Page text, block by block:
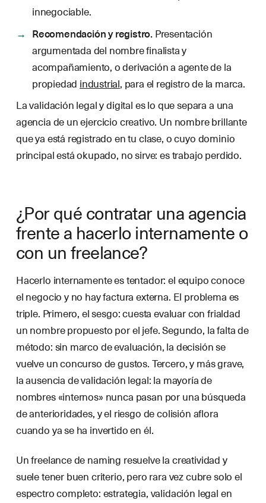
innegociable.
Recomendación y registro.Presentación
argumentada del nombre finalista y
acompañamiento, o derivación a agente de la
propiedad industrial, para el registro de la marca.
La validación legal y digital es lo que separa a una
agencia de un ejercicio creativo. Un nombre brillante
que ya está registrado en tu clase, o cuyo dominio
principal está okupado, no sirve: es trabajo perdido.
¿Por qué contratar una agencia
frente a hacerlo internamente o
con un freelance?
Hacerlo internamente es tentador: el equipo conoce
el negocio y no hay factura externa. El problema es
triple. Primero, el sesgo: cuesta evaluar con frialdad
un nombre propuesto por el jefe. Segundo, la falta de
método: sin marco de evaluación, la decisión se
vuelve un concurso de gustos. Tercero, y más grave,
la ausencia de validación legal: la mayoría de
nombres «internos» nunca pasan por una búsqueda
de anterioridades, y el riesgo de colisión aflora
cuando ya se ha invertido en él.
Un freelance de naming resuelve la creatividad y
suele tener buen criterio, pero rara vez cubre solo el
espectro completo: estrategia, validación legal en